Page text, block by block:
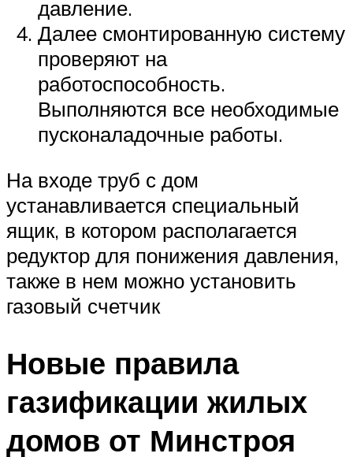
давление.
Далее смонтированную систему
проверяют на
работоспособность.
Выполняются все необходимые
пусконаладочные работы.
На входе труб с дом
устанавливается специальный
ящик, в котором располагается
редуктор для понижения давления,
также в нем можно установить
газовый счетчик
Новые правила
газификации жилых
домов от Минстроя